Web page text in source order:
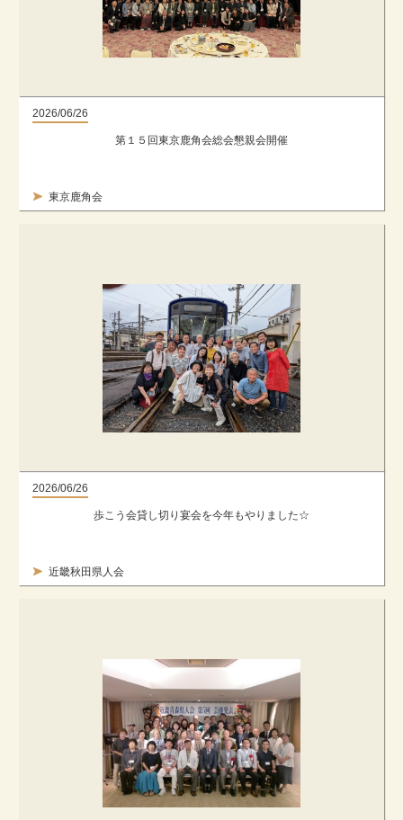
2026/06/26
東京鹿角会
第１５回東京鹿角会総会懇親会開催
2026/06/26
近畿秋田県人会
歩こう会貸し切り宴会を今年もやりました☆